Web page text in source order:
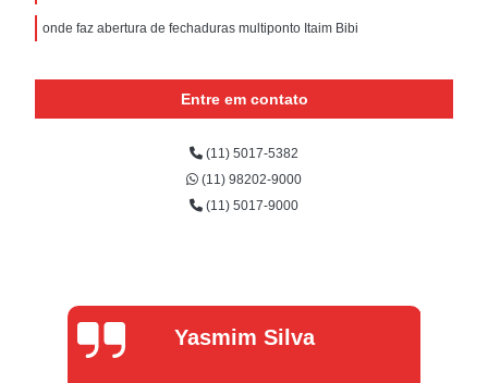
onde faz abertura de fechaduras multiponto Itaim Bibi
Entre em contato
(11) 5017-5382
(11) 98202-9000
(11) 5017-9000
Alexandre
Oliveira